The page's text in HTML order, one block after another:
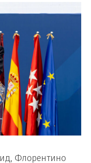
Флорентино